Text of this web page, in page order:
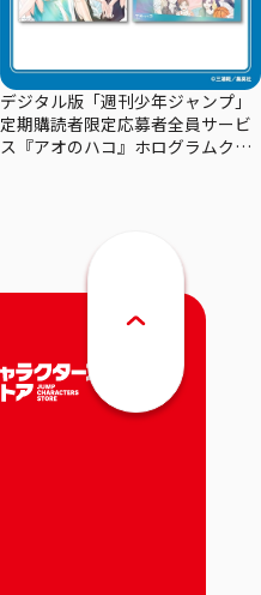
デジタル版「週刊少年ジャンプ」
定期購読者限定応募者全員サービ
ス『アオのハコ』ホログラムクリ